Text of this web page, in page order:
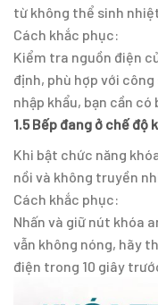
từ không thể sinh
Cách khắc phục:
Kiểm tra nguồn điện
định, phù hợp với
nhập khẩu, bạn cần
1.5 Bếp đang ở chế độ
Khi bật chức năng
nồi và không truyền
Cách khắc phục:
Nhấn và giữ nút khóa
vẫn không nóng, hãy
điện trong 10 giây